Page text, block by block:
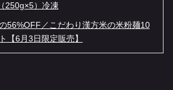
250g×5）冷凍
56%OFF／こだわり漢方米の米粉麺10
【6月3日限定販売】